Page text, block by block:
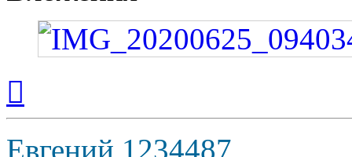
началу
Евгений 1234487